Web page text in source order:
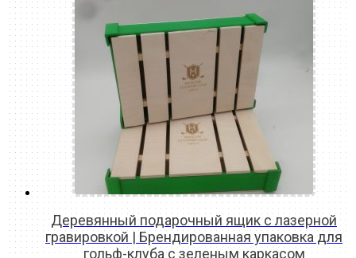
Деревянный подарочный ящик с лазерной
гравировкой | Брендированная упаковка для
гольф-клуба с зеленым каркасом